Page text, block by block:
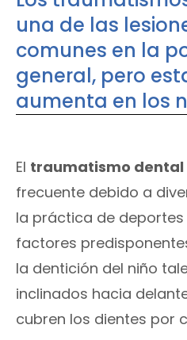
una de las
comunes en la
general, pero
aumenta en los
El traumatismo dental
frecuente debido a
la práctica de
factores
la dentición del niño
inclinados hacia
cubren los dientes por